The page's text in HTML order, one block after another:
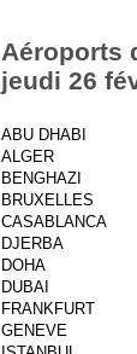
Aéroports
jeudi 26
ABU DHABI
ALGER
BENGHAZI
BRUXELLES
CASABLANCA
DJERBA
DOHA
DUBAI
FRANKFURT
GENEVE